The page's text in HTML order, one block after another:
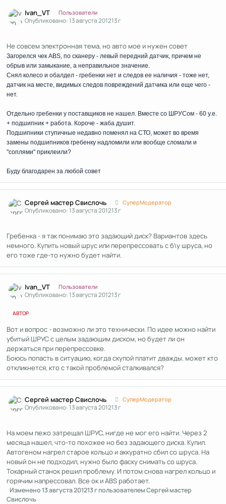
Ivan_VT Пользователи
Опубликовано:13 августа 201213 г
Не совсем электронная тема, но авто мое и нужен совет
Загорелся чек АBS, по сканеру - левый передний датчик, причем не
обрыв или замыкание, а неправильное значение.
Снял колесо и обалдел - гребенки нет и следов ее наличия - тоже нет,
датчик на месте, видимых следов повреждений датчика или еще чего -
нет.
Отдельно гребенки у поставщиков не нашел. Вместе со ШРУСом - 60 у.е.
+ подшипник + работа. Короче - жаба душит.
Подшипники ступичные недавно поменял на СТО, может во время
замены подшипников гребенку надломили или вообще сломали и
"соплями" приклеили?
Буду благодарен за любой совет
Сергей мастер Свислочь СуперМодератор
Опубликовано:13 августа 201213 г
Гребенка - я так понимаю это задающий диск? Вариантов здесь
немного. Купить новый шрус или перепрессовать с б\у шруса, но
его тоже где-то нужно будет найти.
Ivan_VT Пользователи
Опубликовано:13 августа 201213 г
АВТОР
Вот и вопрос - возможно ли это технически. По идее можно найти
убитый ШРУС с целым задающим диском, но будет ли он
держаться при перепрессовке.
Боюсь попасть в ситуацию, когда скупой платит дважды. может кто
откликнется, кто с такой проблемой сталкивался?
Сергей мастер Свислочь СуперМодератор
Опубликовано:13 августа 201213 г
На моем пежо затрещал ШРУС, нигде не мог его найти. Через 2
месяца нашел, что-то похожее но без задающего диска. Купил.
Автогеном нагрел старое кольцо и аккуратно сбил со шруса. На
новый он не подходил, нужно было фаску снимать со шруса.
Токарный станок решил проблему. И потом снова нагрел кольцо и
горячим напрессовал. Все ок и ABS работает.
Изменено13 августа 201213 гпользователем Сергей мастер
Свислочь